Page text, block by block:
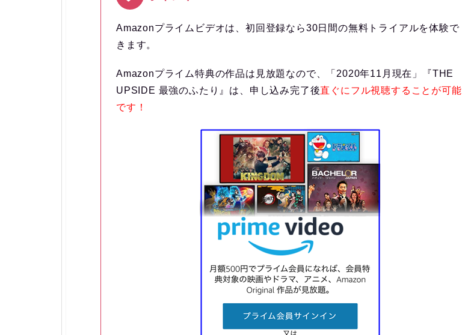
Amazonプライムビデオは、初回登録なら30日間の無料トライアルを体験で
きます。
Amazonプライム特典の作品は見放題なので、「2020年11月現在」『THE
UPSIDE 最強のふたり』は、申し込み完了後直ぐにフル視聴することが可能
です！